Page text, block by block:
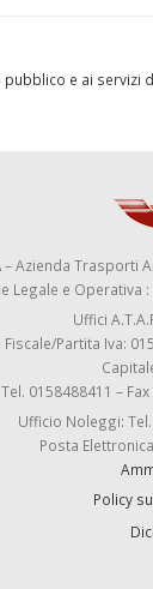
pubblico e ai
– Azienda Trasporti
Legale e Operativa
Uffici
Partita Iva:
Tel. 0158488411 –
Ufficio Noleggi:
Posta
Policy